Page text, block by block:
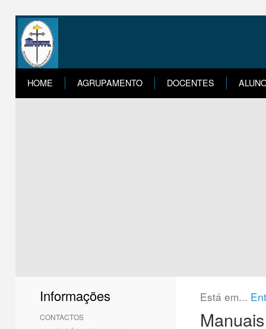
HOME AGRUPAMENTO DOCENTES
Informações
CONTACTOS
Está em...